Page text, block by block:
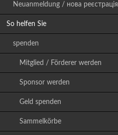
Neuanmeldung / нова реєстрація
So helfen Sie
spenden
Mitglied / Förderer werden
Sponsor werden
Geld spenden
Sammelkörbe